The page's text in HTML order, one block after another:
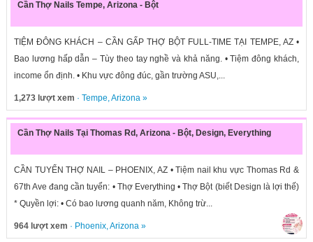
Cần Thợ Nails Tempe, Arizona - Bột
TIỆM ĐÔNG KHÁCH – CẦN GẤP THỢ BỘT FULL-TIME TẠI TEMPE, AZ •
Bao lương hấp dẫn – Tùy theo tay nghề và khả năng. • Tiệm đông khách,
income ổn định. • Khu vực đông đúc, gần trường ASU,...
1,273 lượt xem · Tempe,Arizona»
Cần Thợ Nails Tại Thomas Rd, Arizona - Bột, Design, Everything
CẦN TUYỂN THỢ NAIL – PHOENIX, AZ • Tiệm nail khu vực Thomas Rd &
67th Ave đang cần tuyển: • Thợ Everything • Thợ Bột (biết Design là lợi thế)
* Quyền lợi: • Có bao lương quanh năm, Không trừ...
964 lượt xem · Phoenix,Arizona»